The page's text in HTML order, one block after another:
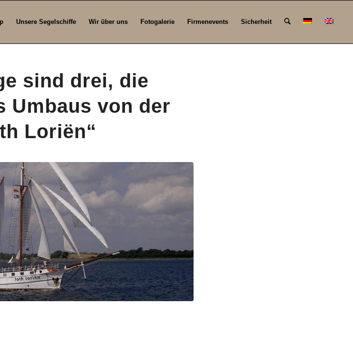
Unsere Segelschiffe Wir über uns Fotogalerie Firmenevents Sicherheit
sind drei, die
Umbaus von der
Loriën“